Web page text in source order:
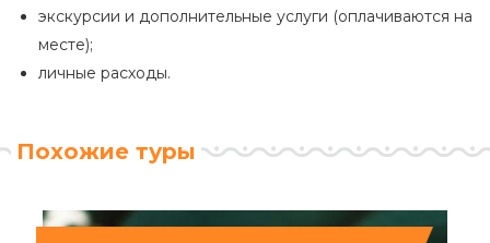
экскурсии и дополнительные услуги (оплачиваются на
месте);
личные расходы.
Похожие туры